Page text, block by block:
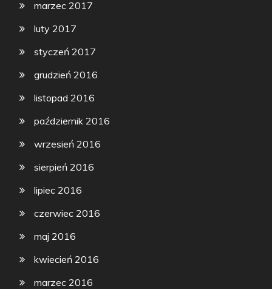
marzec 2017
luty 2017
styczeń 2017
grudzień 2016
listopad 2016
październik 2016
wrzesień 2016
sierpień 2016
lipiec 2016
czerwiec 2016
maj 2016
kwiecień 2016
marzec 2016